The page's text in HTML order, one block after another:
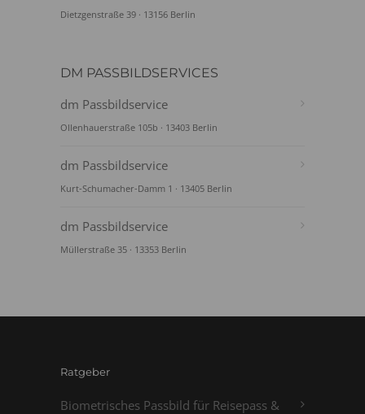
Dietzgenstraße 39 · 13156 Berlin
DM PASSBILDSERVICES
dm Passbildservice
Ollenhauerstraße 105b · 13403 Berlin
dm Passbildservice
Kurt-Schumacher-Damm 1 · 13405 Berlin
dm Passbildservice
Müllerstraße 35 · 13353 Berlin
Ratgeber
Biometrisches Passbild für Reisepass &